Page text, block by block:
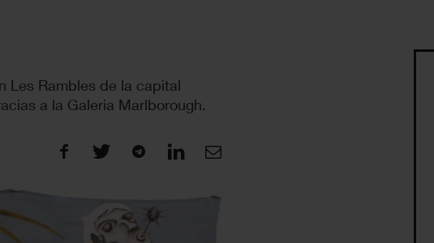
Les Rambles de la capital
a la Galeria Marlborough.